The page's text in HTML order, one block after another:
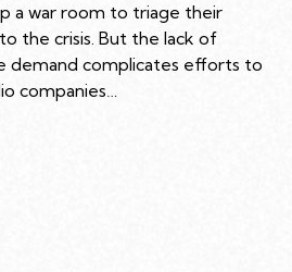
a war room to triage their
the crisis. But the lack of
demand complicates efforts to
companies…